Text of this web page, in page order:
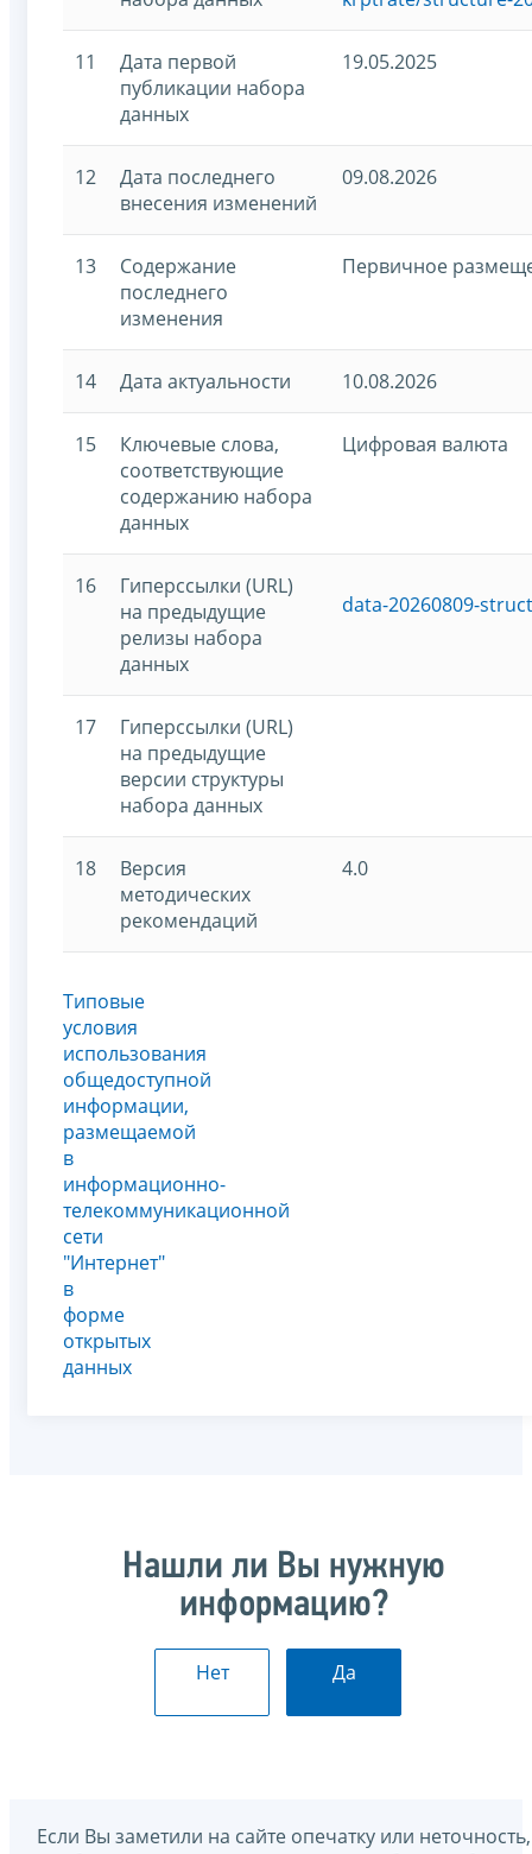
11
Дата первой
публикации набора
данных
19.05.2025
12
Дата последнего
внесения изменений
09.08.2026
13
Содержание
последнего
изменения
Первичное
14 Дата актуальности 10.08.2026
15
Ключевые слова,
соответствующие
содержанию набора
данных
Цифровая валюта
16
Гиперссылки (URL)
на предыдущие
релизы набора
данных
data-20260809-
17
Гиперссылки (URL)
на предыдущие
версии структуры
набора данных
18
Версия
методических
рекомендаций
4.0
Типовые
условия
использования
общедоступной
информации,
размещаемой
в
информационно-
телекоммуникационной
сети
"Интернет"
в
форме
открытых
данных
Нашли ли Вы нужную
информацию?
Нет Да
Если Вы заметили на сайте опечатку или неточность,